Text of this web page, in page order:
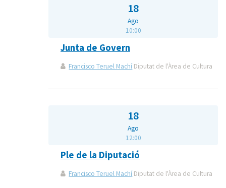
18
Ago
10:00
Junta de Govern
Francisco Teruel Machí Diputat de l'Àrea de Cultura
18
Ago
12:00
Ple de la Diputació
Francisco Teruel Machí Diputat de l'Àrea de Cultura